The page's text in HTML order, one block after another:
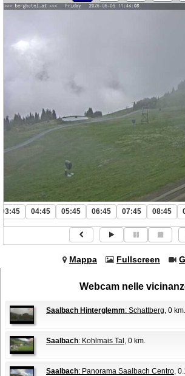
03:45 04:45 05:45 06:45 07:45 08:45
Mappa Fullscreen
Webcam nelle
Saalbach Hinterglemm: Schattberg, 0 km.
Saalbach: Kohlmais Tal , 0 km.
Saalbach: Panorama Saalbach Centro,